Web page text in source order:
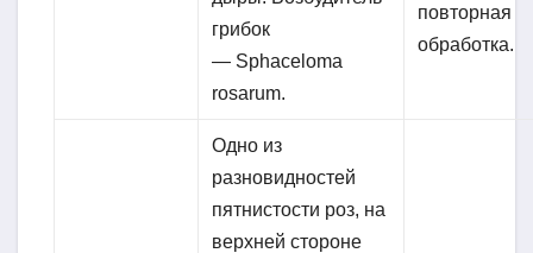
грибок
— Sphaceloma
rosarum.
повторная
обработка.
Одно из
разновидностей
пятнистости роз, на
верхней стороне